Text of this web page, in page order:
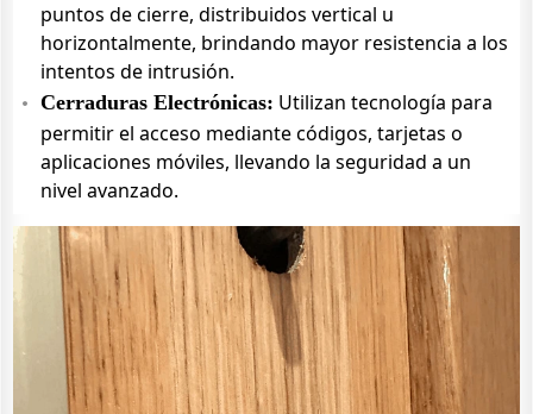
puntos de cierre, distribuidos vertical u
horizontalmente, brindando mayor resistencia a los
intentos de intrusión.
Cerraduras Electrónicas: Utilizan tecnología para
permitir el acceso mediante códigos, tarjetas o
aplicaciones móviles, llevando la seguridad a un
nivel avanzado.